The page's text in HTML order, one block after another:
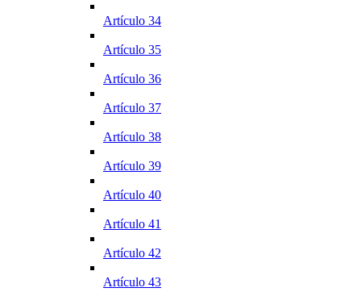
Artículo 34
Artículo 35
Artículo 36
Artículo 37
Artículo 38
Artículo 39
Artículo 40
Artículo 41
Artículo 42
Artículo 43